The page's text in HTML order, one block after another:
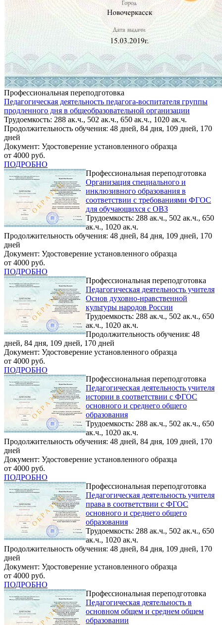
Профессиональная переподготовка
Педагогическая деятельность педагога-воспитателя группы
продленного дня в общеобразовательной организации
Трудоемкость: 288 ак.ч., 502 ак.ч., 650 ак.ч., 1020 ак.ч.
Продолжительность обучения: 48 дней, 84 дня, 109 дней, 170
дней
Документ: Удостоверение установленного образца
от 4000 руб.
ПОДРОБНО
Профессиональная переподготовка
Организация специального и
инклюзивного образования в
соответствии с требованиями ФГОС
для обучающихся с ОВЗ
Трудоемкость: 288 ак.ч., 502 ак.ч., 650
ак.ч., 1020 ак.ч.
Продолжительность обучения: 48 дней, 84 дня, 109 дней, 170
дней
Документ: Удостоверение установленного образца
от 4000 руб.
ПОДРОБНО
Профессиональная переподготовка
Педагогическая деятельность учителя
Основ духовно-нравственной
культуры народов России
Трудоемкость: 288 ак.ч., 502 ак.ч., 650
ак.ч., 1020 ак.ч.
Продолжительность обучения: 48
дней, 84 дня, 109 дней, 170 дней
Документ: Удостоверение установленного образца
от 4000 руб.
ПОДРОБНО
Профессиональная переподготовка
Педагогическая деятельность учителя
истории в соответствии с ФГОС
основного и среднего общего
образования
Трудоемкость: 288 ак.ч., 502 ак.ч., 650
ак.ч., 1020 ак.ч.
Продолжительность обучения: 48 дней, 84 дня, 109 дней, 170
дней
Документ: Удостоверение установленного образца
от 4000 руб.
ПОДРОБНО
Профессиональная переподготовка
Педагогическая деятельность учителя
права в соответствии с ФГОС
основного и среднего общего
образования
Трудоемкость: 288 ак.ч., 502 ак.ч., 650
ак.ч., 1020 ак.ч.
Продолжительность обучения: 48 дней, 84 дня, 109 дней, 170
дней
Документ: Удостоверение установленного образца
от 4000 руб.
ПОДРОБНО
Профессиональная переподготовка
Педагогическая деятельность в
основном общем и среднем общем
образовании